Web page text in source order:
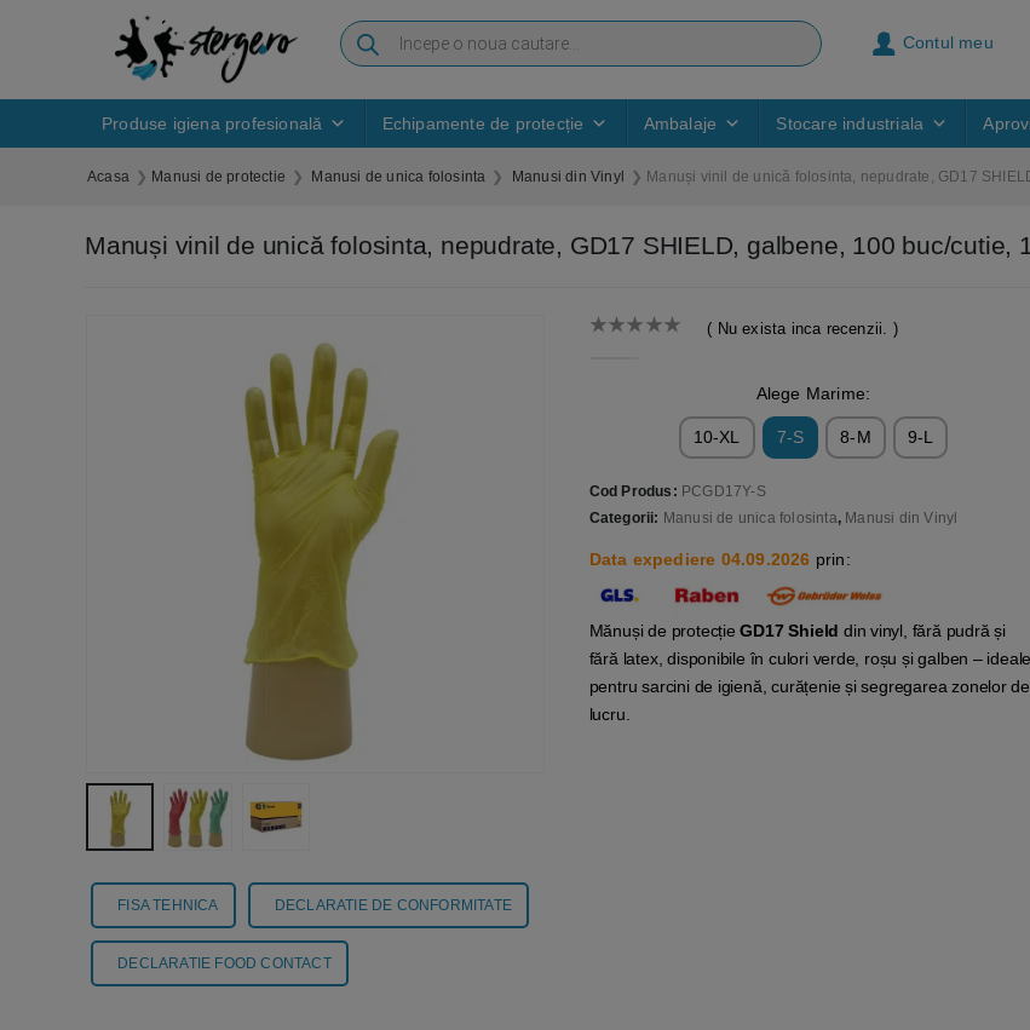
Contul meu
Produse igiena profesională Echipamente de protecție Ambalaje Stocare industriala
Acasa Manusi de protectie Manusi de unica folosinta Manusi din Vinyl Manuși vinil de unică folosinta, nepudrate, GD17
Manuși vinil de unică folosinta, nepudrate, GD17 SHIELD, galbene, 100 buc/cutie,
FISA TEHNICA DECLARATIE DE CONFORMITATE
DECLARATIE FOOD CONTACT
( Nu exista inca recenzii. )
Alege Marime:
10-XL 7-S 8-M 9-L
Cod Produs: PCGD17Y-S
Categorii: Manusi de unica folosinta, Manusi din Vinyl
Data expediere 04.09.2026 prin:
Mănuși de protecțieGD17 Shield din vinyl, fără pudră și
fără latex, disponibile în culori verde, roșu și galben – ideale
pentru sarcini de igienă, curățenie și segrega­rea zonelor de
lucru.